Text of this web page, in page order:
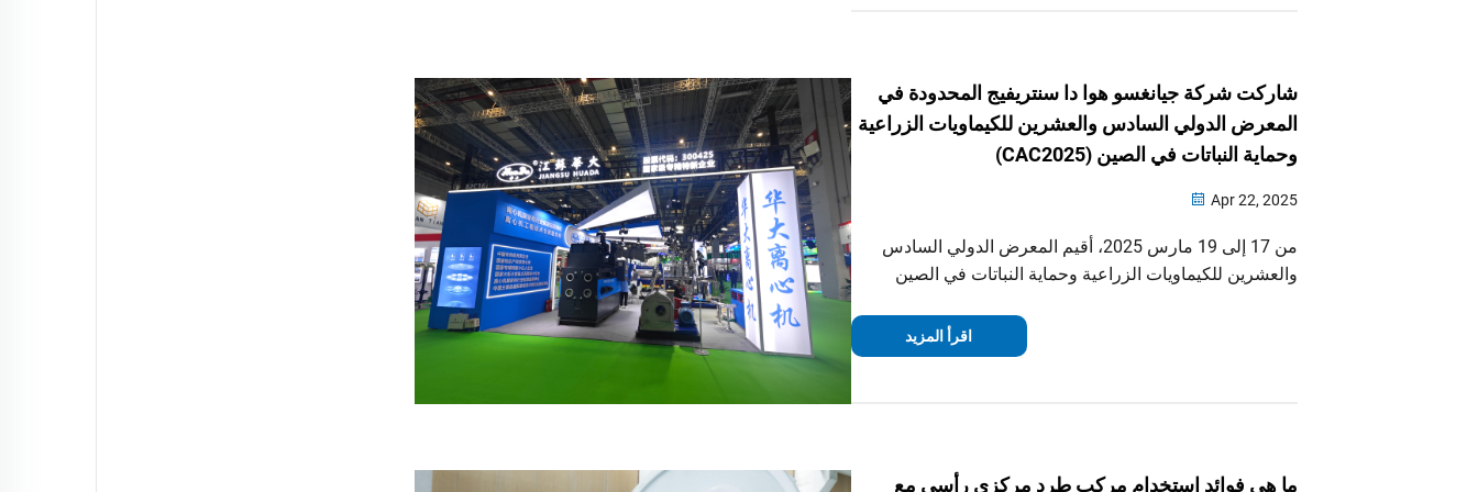
شاركت شركة جيانغسو هوا دا سنتريفيج المحدودة في
المعرض الدولي السادس والعشرين للكيماويات الزراعية
وحماية النباتات في الصين (CAC2025)
Apr 22, 2025
من 17 إلى 19 مارس 2025، أقيم المعرض الدولي السادس
والعشرين للكيماويات الزراعية وحماية النباتات في الصين
والمؤتمرات. وفي هذا المعرض، كانت شركة جيانغسو هوا دا
اقرأ المزيد
ما هي فوائد استخدام مركب طرد مركزي رأسي مع